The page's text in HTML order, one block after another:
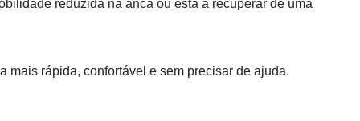
reduzida na anca ou está a recuperar de uma
mais rápida, confortável e sem precisar de ajuda.